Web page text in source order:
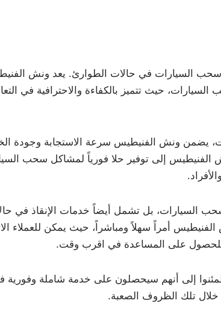
وسحب السيارات في حالات الطوارئ. يعد ونش
حيث تتميز بالكفاءة والاحترافية في
يضمن ونش الفنيطيس سرعة الاستجابة وجودة
إلى توفير حلا فورياً لمشاكل سحب
السيارات، بل تشمل أيضاً خدمات الإنقاذ في
الفنيطيس أمراً سهلاً ومباشراً، حيث يمكن للعملاء
إلى أنهم سيحصلون على خدمة شاملة وفورية
خلال تلك الظروف الصعبة.